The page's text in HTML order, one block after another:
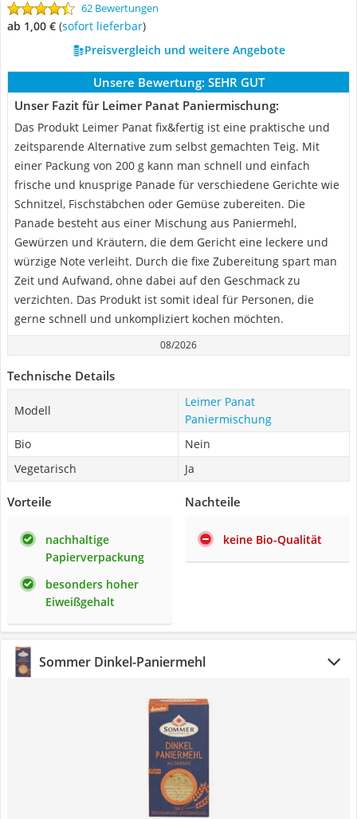
62 Bewertungen
ab 1,00 € ( Sofort lieferbar)
Preisvergleich und weitere Angebote
Unsere Bewertung: SEHR GUT
Unser Fazit für Leimer Panat Paniermischung:
Das Produkt Leimer Panat fix&fertig ist eine praktische und
zeitsparende Alternative zum selbst gemachten Teig. Mit
einer Packung von 200 g kann man schnell und einfach
frische und knusprige Panade für verschiedene Gerichte wie
Schnitzel, Fischstäbchen oder Gemüse zubereiten. Die
Panade besteht aus einer Mischung aus Paniermehl,
Gewürzen und Kräutern, die dem Gericht eine leckere und
würzige Note verleiht. Durch die fixe Zubereitung spart man
Zeit und Aufwand, ohne dabei auf den Geschmack zu
verzichten. Das Produkt ist somit ideal für Personen, die
gerne schnell und unkompliziert kochen möchten.
08/2026
Technische Details
Modell
Leimer Panat
Paniermischung
Bio
Nein
Vegetarisch
Ja
Vorteile
nachhaltige
Papierverpackung
besonders hoher
Eiweißgehalt
Nachteile
keine Bio-Qualität
Sommer Dinkel-Paniermehl